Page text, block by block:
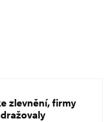
zlevnění, firmy